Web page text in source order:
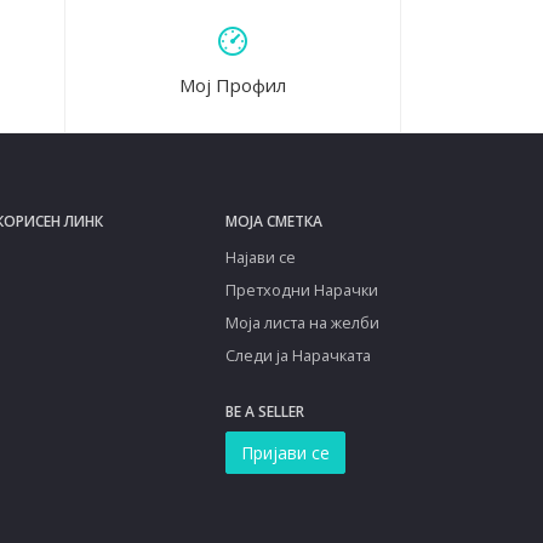
Мој Профил
ЛИНК МОЈА СМЕТКА
Најави се
Претходни Нарачки
Моја листа на желби
Следи ја Нарачката
BE A SELLER
Пријави се